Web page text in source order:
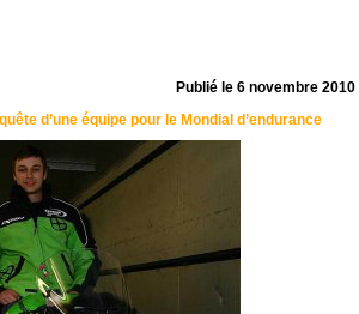
Publié le6 novembre 2010
d’une équipe pour le Mondial d’endurance